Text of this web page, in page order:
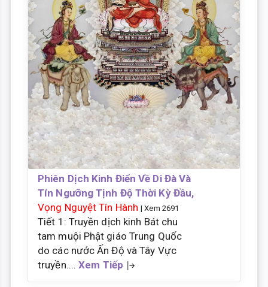
Phiên Dịch Kinh Điển Về Di Đà Và
Tín Ngưỡng Tịnh Độ Thời Kỳ Đầu,
Vọng Nguyệt Tín Hành | Xem 2691
Tiết 1: Truyền dịch kinh Bát chu
tam muội Phật giáo Trung Quốc
do các nước Ấn Độ và Tây Vực
truyền....Xem Tiếp